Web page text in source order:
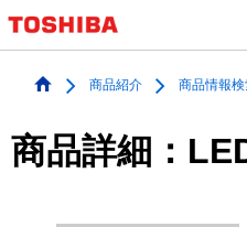
商品紹介 商品情報
商品詳細：